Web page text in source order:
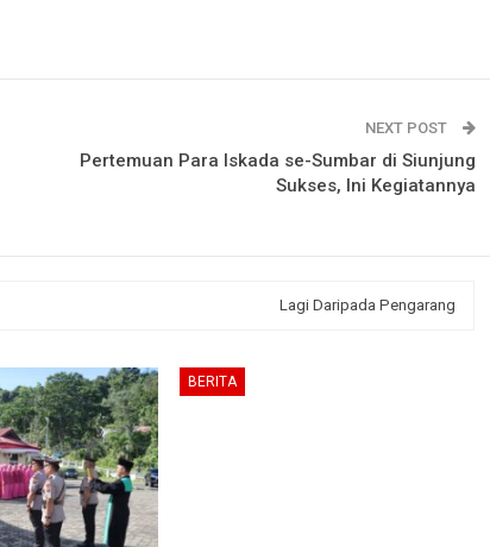
NEXT POST
Pertemuan Para Iskada se-Sumbar di Siunjung
Sukses, Ini Kegiatannya
Lagi Daripada Pengarang
BERITA